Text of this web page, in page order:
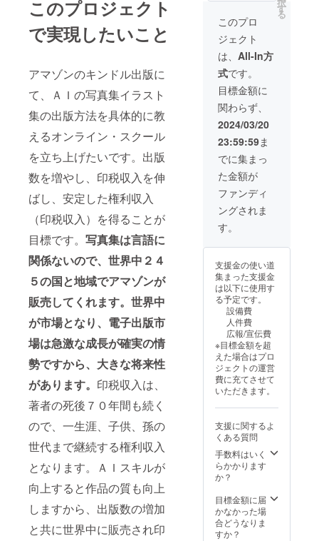
このプロジェクト
で実現したいこと
アマゾンのキンドル出版に
て、ＡＩの写真集イラスト
集の出版方法を具体的に教
えるオンライン・スクール
を立ち上げたいです。出版
数を増やし、印税収入を伸
ばし、安定した権利収入
（印税収入）を得ることが
目標です。 写真集は言語に
関係ないので、世界中２４
５の国と地域でアマゾンが
販売してくれます。世界中
が市場となり、電子出版市
場は急激な成長が確実の情
勢ですから、大きな将来性
があります。 印税収入は、
著者の死後７０年間も続く
ので、一生涯、子供、孫の
世代まで継続する権利収入
となります。ＡＩスキルが
向上すると作品の質も向上
しますから、出版数の増加
と共に世界中に販売され印
万円超を達
成。
しかし、主
宰会社の倒
産などによ
りMLMを離
れる。
プログラミ
ング技術を
独学し、日
経２２５先
物、ＦＸ、
バイナリー
オプション
などのソフ
ト開発を実
践。
投資ソフト
ウエアの情
報商材でイ
ンフォトッ
プ、イン
フォカート
にて売上１
位獲得の実
績あり。
（３ヶ月で
２０００万
円超の利
益）
と地域に販売し
ます。出版数を
増加するほど、
印税収入は増加
しますし、ご自
分のＡＩスキル
も向上し、作品
の質的向上もで
きます。作品は
生涯の財産で
は、著作者の死
後７０年間も継
続しますから、
子供、孫の世代
まで続く権利収
入となります。
ＡＩは様々な応
用が可能ですか
ら、ＡＩ活用
し、出版だけで
なく、様々なビ
ジネスに活用す
ることができま
す。 スクール
は、コミュニテ
イの中でご自由
に質疑応答が
チャットで可能
であり、疑問も
回答も全員で共
有できるので、
効果的な学習が
できます。独り
で学ぶのは難し
いことも仲間と
共に情報を共有
しながら学ぶこ
とが効果的で飛
躍的なスキル向
上を促します。
中で仲間づくり
ができます。互
いに切磋琢磨し
生涯の友人作り
す
る
このプロ
ジェクト
は、 All-In方
式です。
目標金額に
関わらず、
2024/03/20
23:59:59ま
でに集まっ
た金額が
ファンディ
ングされま
す。
支援金の使い道
集まった支援金
は以下に使用す
る予定です。
設備費
人件費
広報/宣伝費
※目標金額を超
えた場合はプロ
ジェクトの運営
費に充てさせて
いただきます。
支援に関するよ
くある質問
手数料はいく
らかかります
か？
目標金額に届
かなかった場
合どうなりま
すか？